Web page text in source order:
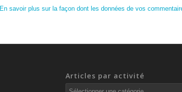
En savoir plus sur la façon dont les données de vos
Articles par activité
Articles